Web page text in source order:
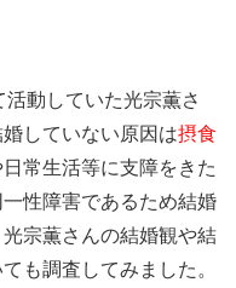
動していた光宗薫さ
していない原因は摂食
常生活等に支障をきた
性障害であるため結婚
宗薫さんの結婚観や結
も調査してみました。